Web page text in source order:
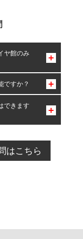
ヤ館のみ
す。
ですか？
、同時にご予約が
できます
る場合のご予約
予約の店舗まで
はこちら